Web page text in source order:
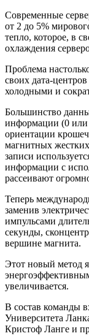
Современные
от 2 до 5%
тепло, которое, в
охлаждения
Проблема
своих дата-
холодными и
Большинство
информации (0 или
ориентации
магнитных
записи
информации с
рассеивают
Теперь
заменив
импульсами
секунды,
вершине магнита.
Этот новый метод
увеличивается.
В состав команды
Университета
Кристоф Ланге и